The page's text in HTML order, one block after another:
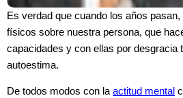
Es verdad que cuando los años
físicos sobre nuestra persona, que
capacidades y con ellas por desgracia
autoestima.
De todos modos con la actitud mental